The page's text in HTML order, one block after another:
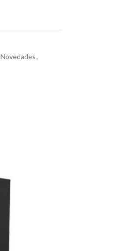
Novedades,